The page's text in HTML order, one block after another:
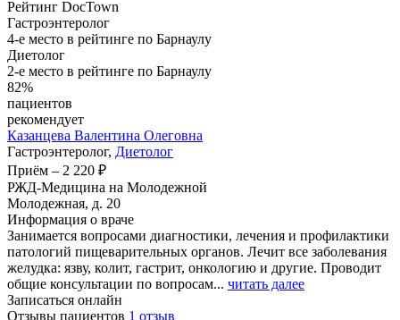
Рейтинг DocTown
Гастроэнтеролог
4-е место в рейтинге по Барнаулу
Диетолог
2-е место в рейтинге по Барнаулу
82%
пациентов
рекомендует
Казанцева Валентина Олеговна
Гастроэнтеролог, Диетолог
Приём – 2 220 ₽
РЖД-Медицина на Молодежной
Молодежная, д. 20
Информация о враче
Занимается вопросами диагностики, лечения и профилактики
патологий пищеварительных органов. Лечит все заболевания
желудка: язву, колит, гастрит, онкологию и другие. Проводит
общие консультации по вопросам... читать далее
Записаться онлайн
Отзывы пациентов 1 отзыв